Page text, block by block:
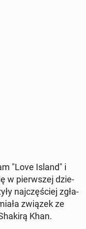
"Love Island" i
w pierw­szej dzie­
naj­czę­ściej zgła­
związek ze
Khan.